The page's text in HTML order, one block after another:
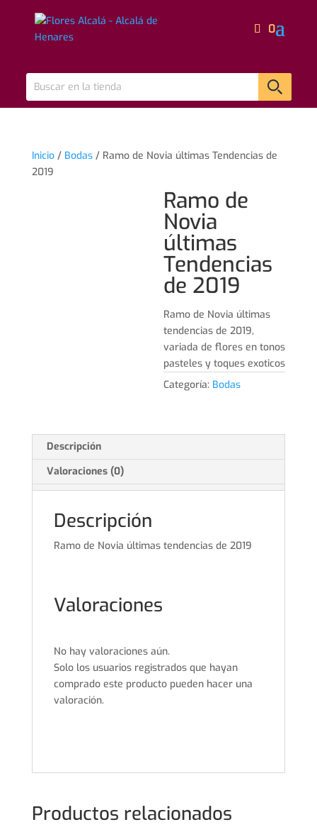
0
Inicio/ Bodas/ Ramo de Novia últimas Tendencias de
2019
Ramo de
Novia
últimas
Tendencias
de 2019
Ramo de Novia últimas
tendencias de 2019,
variada de flores en tonos
pasteles y toques exoticos
Categoría: Bodas
Descripción
Valoraciones (0)
Descripción
Ramo de Novia últimas tendencias de 2019
Valoraciones
No hay valoraciones aún.
Solo los usuarios registrados que hayan
comprado este producto pueden hacer una
valoración.
Productos relacionados